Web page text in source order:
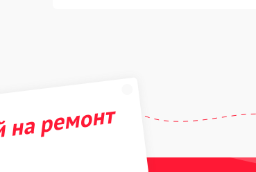
ремонт